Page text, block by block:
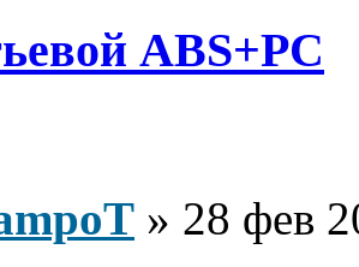
ABS+PC
» 28 фев